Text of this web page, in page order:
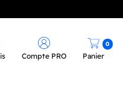
Compte PRO Panier
0